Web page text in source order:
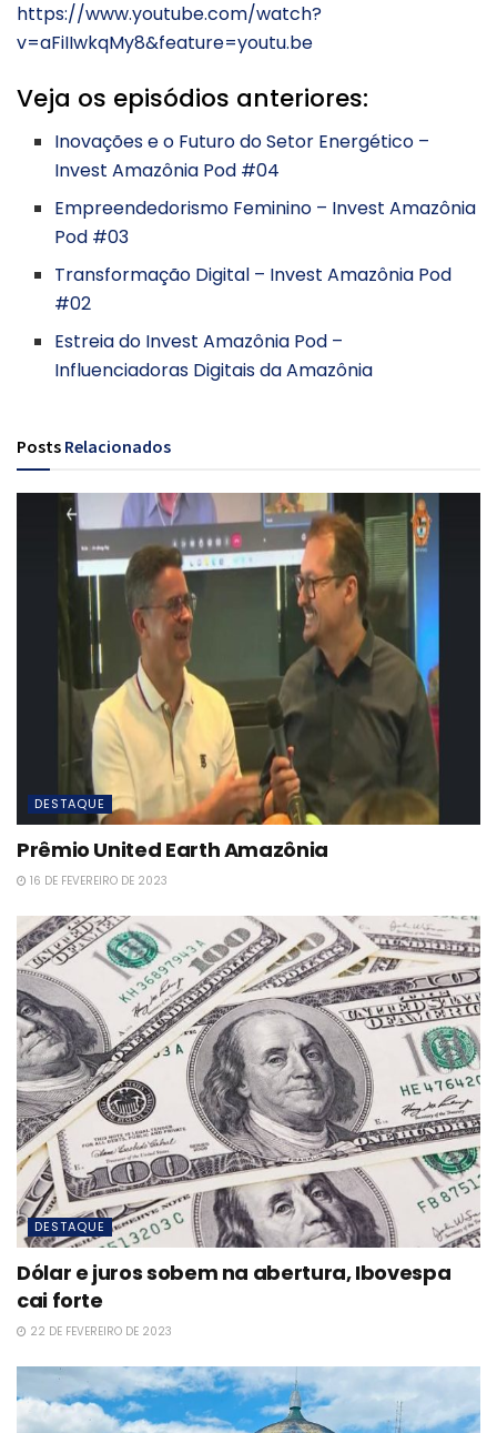
https://www.youtube.com/watch?
v=aFiIIwkqMy8&feature=youtu.be
Veja os episódios anteriores:
Inovações e o Futuro do Setor Energético –
Invest Amazônia Pod #04
Empreendedorismo Feminino – Invest Amazônia
Pod #03
Transformação Digital – Invest Amazônia Pod
#02
Estreia do Invest Amazônia Pod –
Influenciadoras Digitais da Amazônia
Posts Relacionados
DESTAQUE
Prêmio United Earth Amazônia
16 DE FEVEREIRO DE 2023
DESTAQUE
Dólar e juros sobem na abertura, Ibovespa
cai forte
22 DE FEVEREIRO DE 2023